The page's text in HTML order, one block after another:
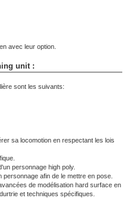
avec leur option.
unit :
sont les suivants:
sa locomotion en respectant les lois
personnage high poly.
afin de le mettre en pose.
de modélisation hard surface en
et techniques spécifiques.